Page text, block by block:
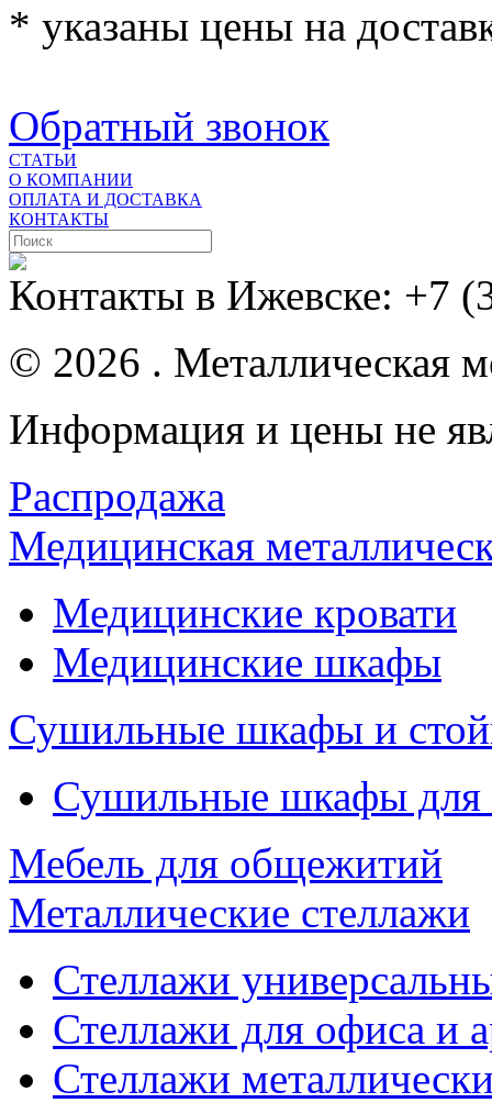
* указаны цены на
Обратный звонок
СТАТЬИ
О КОМПАНИИ
ОПЛАТА И ДОСТАВКА
КОНТАКТЫ
Контакты в Ижевске: +7
© 2026 . Металлическая
Информация и цены не
Распродажа
Медицинская
Медицинские кровати
Медицинские шкафы
Сушильные шкафы и
Сушильные шкафы
Мебель для общежитий
Металлические стеллажи
Стеллажи
Стеллажи для офиса и
Стеллажи